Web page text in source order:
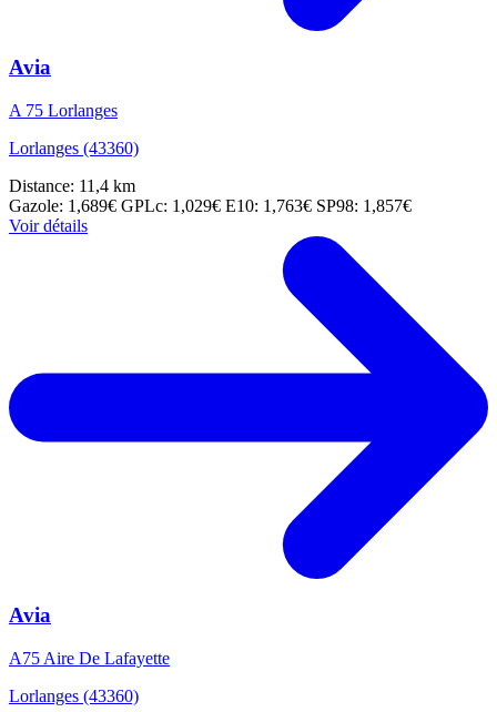
Avia
A 75 Lorlanges
Lorlanges (43360)
Distance: 11,4 km
Gazole: 1,689€ GPLc: 1,029€ E10: 1,763€ SP98: 1,857€
Voir détails
Avia
A75 Aire De Lafayette
Lorlanges (43360)